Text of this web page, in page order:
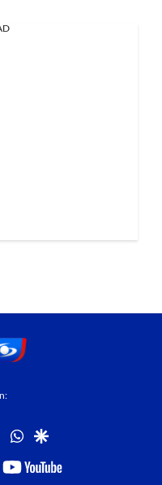
twitterwhatsapp
google
youtube-